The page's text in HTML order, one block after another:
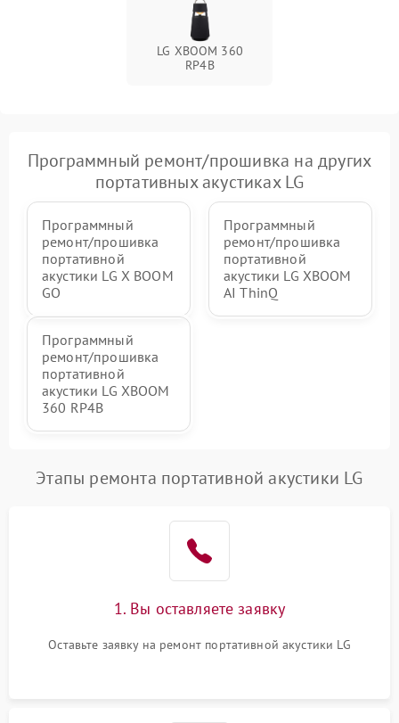
LG XBOOM 360
RP4B
Программный ремонт/прошивка на других
портативных акустиках LG
Программный
ремонт/прошивка
портативной
акустики LG X BOOM
GO
Программный
ремонт/прошивка
портативной
акустики LG XBOOM
AI ThinQ
Программный
ремонт/прошивка
портативной
акустики LG XBOOM
360 RP4B
Этапы ремонта портативной акустики LG
1. Вы оставляете заявку
Оставьте заявку на ремонт портативной акустики LG